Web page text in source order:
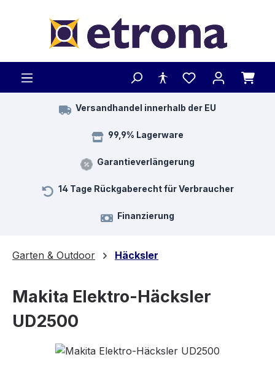
Versandhandel innerhalb der EU
99,9% Lagerware
Garantieverlängerung
14 Tage Rückgaberecht für Verbraucher
Finanzierung
Garten & Outdoor Häcksler
Makita Elektro-Häcksler
UD2500
Bildergalerie überspringen